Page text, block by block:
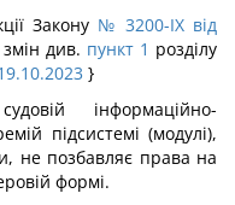
Закону № 3200-IX від
див. пункт 1 розділу
}
інформаційно-
підсистемі (модулі),
не позбавляє права на
формі.